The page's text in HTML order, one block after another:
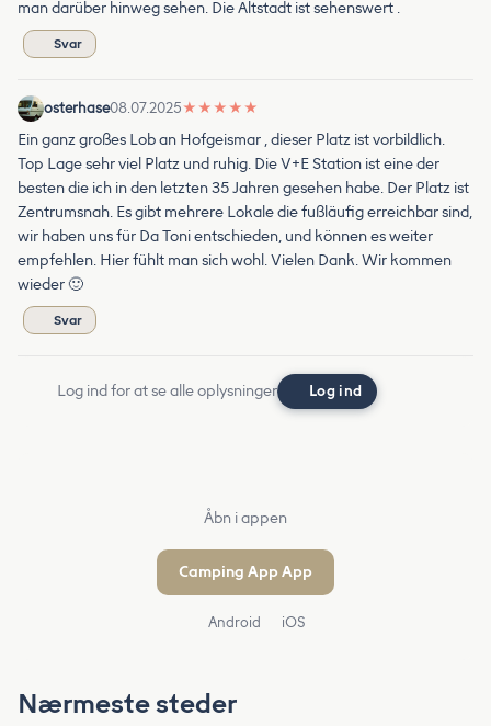
man darüber hinweg sehen. Die Altstadt ist sehenswert .
Svar
osterhase08.07.2025★ ★ ★ ★ ★
Ein ganz großes Lob an Hofgeismar , dieser Platz ist vorbildlich.
Top Lage sehr viel Platz und ruhig. Die V+E Station ist eine der
besten die ich in den letzten 35 Jahren gesehen habe. Der Platz ist
Zentrumsnah. Es gibt mehrere Lokale die fußläufig erreichbar sind,
wir haben uns für Da Toni entschieden, und können es weiter
empfehlen. Hier fühlt man sich wohl. Vielen Dank. Wir kommen
wieder 🙂
Svar
Log ind for at se alle oplysninger Log ind
Åbn i appen
Camping App App
Android iOS
Nærmeste steder